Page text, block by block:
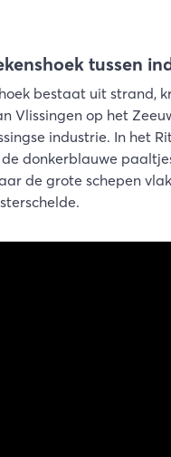
tussen
bestaat uit strand,
Vlissingen op het
industrie. In het
donkerblauwe
de grote schepen